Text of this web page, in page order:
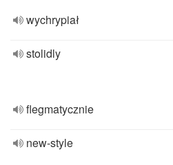
wychrypiał
stolidly
flegmatycznie
new-style